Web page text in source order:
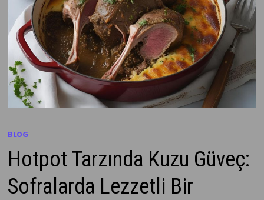
BLOG
Hotpot Tarzında Kuzu Güveç:
Sofralarda Lezzetli Bir